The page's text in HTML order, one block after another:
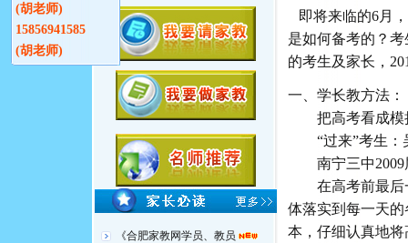
《合肥家教网学员、教员
即将来临的6月
是如何备考的？
的考生及家长，
一、学长教方法：
把高考看成模
“过来”考生：
南宁三中2009
在高考前最后一
体落实到每一天
本，仔细认真地
(胡老师)
15856941585
(胡老师)